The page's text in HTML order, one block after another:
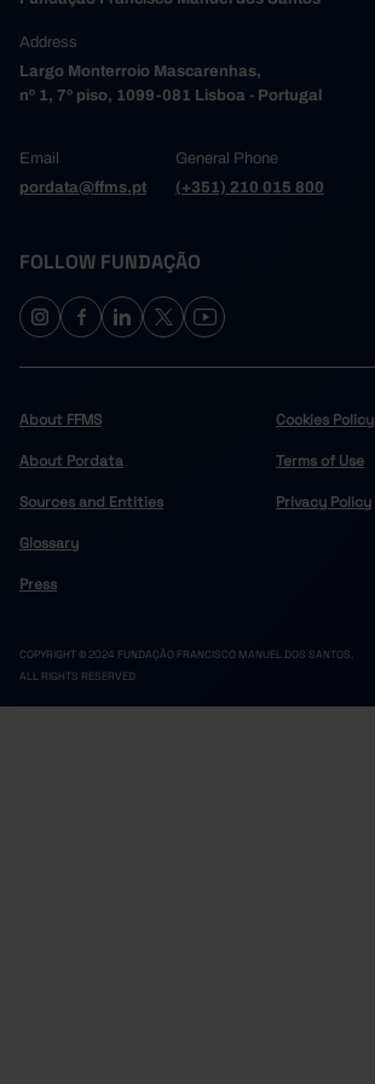
Address
Largo Monterroio Mascarenhas,
nº 1, 7º piso, 1099-081 Lisboa - Portugal
Email
pordata@ffms.pt
General Phone
(+351) 210 015 800
FOLLOW FUNDAÇÃO
About FFMS
About Pordata
Sources and Entities
Glossary
Press
Cookies Policy
Terms of Use
Privacy Policy
COPYRIGHT © 2024 FUNDAÇÃO FRANCISCO MANUEL DOS SANTOS.
ALL RIGHTS RESERVED